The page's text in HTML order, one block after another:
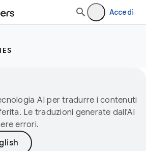
Accedi
AI per tradurre i contenuti
Le traduzioni generate dall'AI
errori.